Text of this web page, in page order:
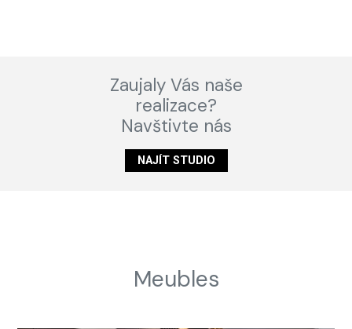
Zaujaly Vás naše
realizace?
Navštivte nás
NAJÍT STUDIO
Meubles